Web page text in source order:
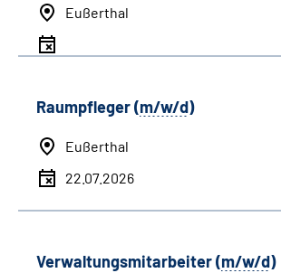
Eußerthal
Raumpfleger (m/w/d)
Eußerthal
22.07.2026
Verwaltungsmitarbeiter (m/w/d)